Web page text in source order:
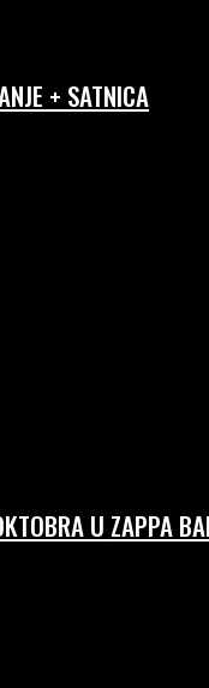
+ SATNICA
U ZAPPA